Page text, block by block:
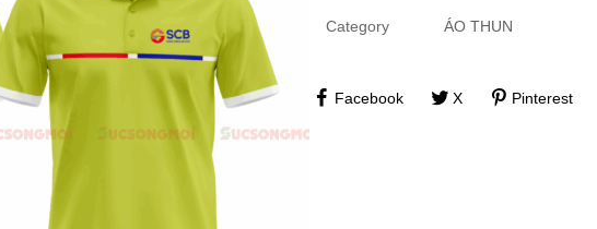
Category ÁO THUN
Facebook X Pinterest